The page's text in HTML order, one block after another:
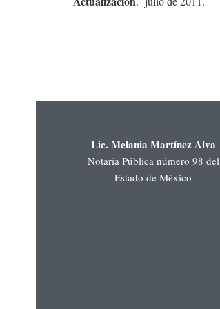
Lic. Melania Martínez Alva
Notaria Pública número 98 del
Estado de México